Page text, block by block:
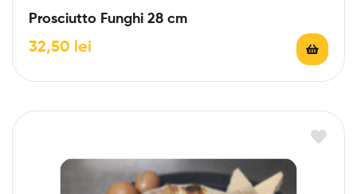
Prosciutto Funghi 28 cm
32,50 lei